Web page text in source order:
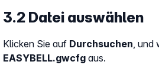
3.2 Datei auswählen
Klicken Sie auf Durchsuchen, und
EASYBELL.gwcfg aus.